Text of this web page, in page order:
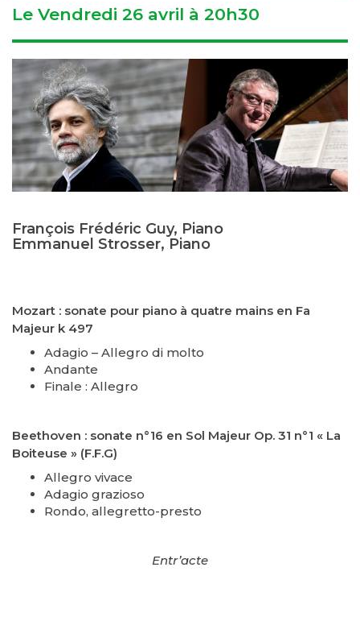
Le Vendredi 26 avril à 20h30
François Frédéric Guy, Piano
Emmanuel Strosser, Piano
Mozart : sonate pour piano à quatre mains en Fa
Majeur k 497
Adagio – Allegro di molto
Andante
Finale : Allegro
Beethoven : sonate n°16 en Sol Majeur Op. 31 n°1 « La
Boiteuse » (F.F.G)
Allegro vivace
Adagio grazioso
Rondo, allegretto-presto
Entr’acte